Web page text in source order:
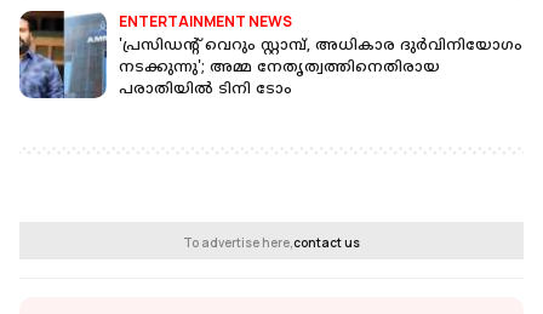
ENTERTAINMENT NEWS
'പ്രസിഡന്റ് വെറും സ്റ്റാമ്പ്, അധികാര ദുര്‍വിനിയോഗം
നടക്കുന്നു'; അമ്മ നേതൃത്വത്തിനെതിരായ
പരാതിയില്‍ ടിനി ടോം
To advertise here,contact us